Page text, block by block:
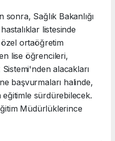
sonra, Sağlık Bakanlığı
listesinde
özel ortaöğretim
lise öğrencileri,
alacakları
başvurmaları halinde,
sürdürebilecek.
Müdürlüklerince